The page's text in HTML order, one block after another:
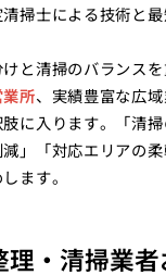
掃士による技術と
と清掃のバランス
所、実績豊富な広
に入ります。「清掃
減」「対応エリアの
ます。
・清掃業